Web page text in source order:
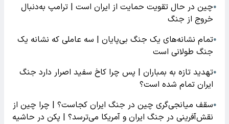
●چین در حال تقویت حمایت از ایران است | ترامپ به‌دنبال
خروج از جنگ
●تمام نشانه‌های یک جنگ بی‌پایان | سه عاملی که نشانه یک
جنگ طولانی است
●تهدید تازه به بمباران | پس چرا کاخ سفید اصرار دارد جنگ
ایران تمام شده است؟
●سقف میانجی‌گری چین در جنگ ایران کجاست؟ | چرا چین از
نقش‌آفرینی در جنگ ایران و آمریکا می‌ترسد؟ | پکن در حاشیه